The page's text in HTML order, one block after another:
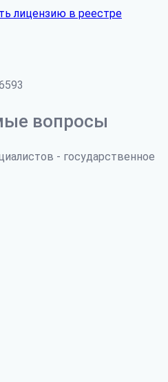
лицензию в реестре
вопросы
- государственное